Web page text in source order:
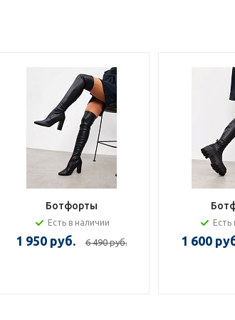
Ботфорты
Есть в наличии
1 950 руб. 6 490 руб.
Есть
1 600